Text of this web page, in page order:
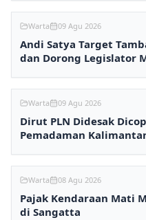
Warta 09 Agu 2026
Andi Satya Target
dan Dorong Legislator
Warta 09 Agu 2026
Dirut PLN Didesak
Pemadaman
Warta 08 Agu 2026
Pajak Kendaraan Mati
di Sangatta